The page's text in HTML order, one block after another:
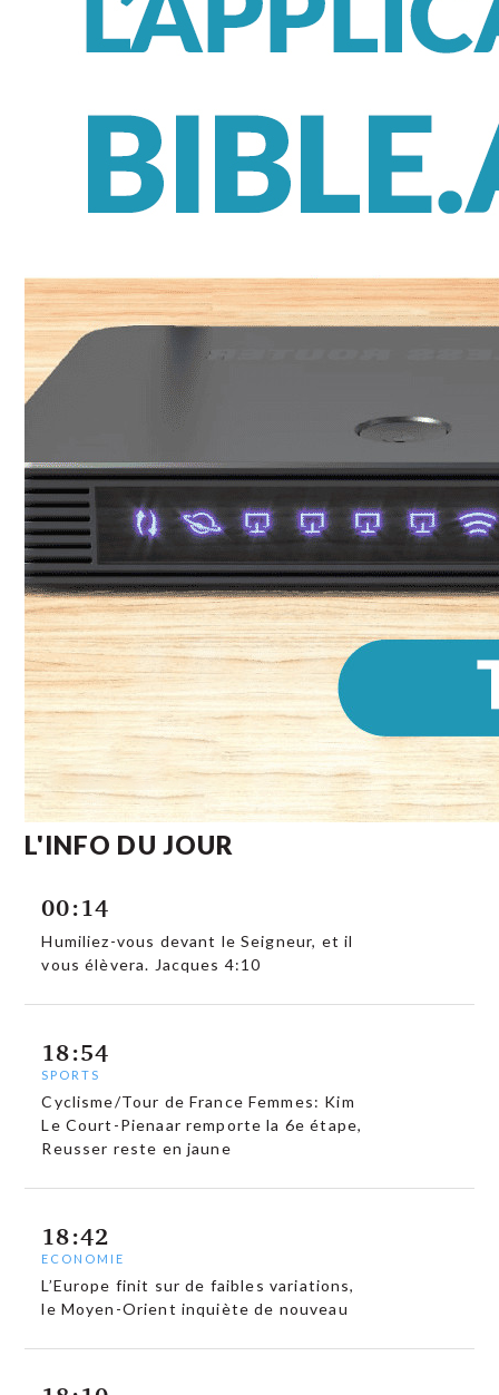
L'INFO DU JOUR
00:14
Humiliez-vous devant le Seigneur, et il
vous élèvera. Jacques 4:10
18:54
SPORTS
Cyclisme/Tour de France Femmes: Kim
Le Court-Pienaar remporte la 6e étape,
Reusser reste en jaune
18:42
ECONOMIE
L’Europe finit sur de faibles variations,
le Moyen-Orient inquiète de nouveau